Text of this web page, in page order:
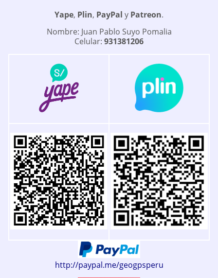
Yape, Plin, PayPal y Patreon.
Nombre: Juan Pablo Suyo Pomalia
Celular: 931381206
http://paypal.me/geogpsperu